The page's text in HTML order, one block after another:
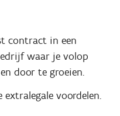
contract in een
waar je volop
door te groeien.
extralegale voordelen.